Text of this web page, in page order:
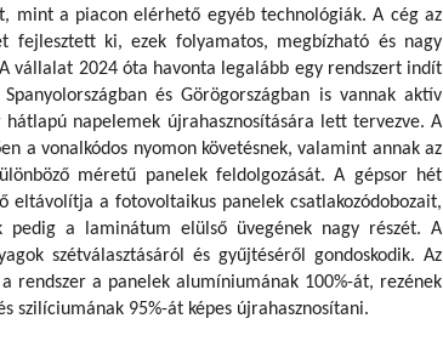
mint a piacon elérhető egyéb technológiák. A cég az
fejlesztett ki, ezek folyamatos, megbízható és nagy
vállalat 2024 óta havonta legalább egy rendszert indít
és Görögországban is vannak aktív
napelemek újrahasznosítására lett tervezve. A
a vonalkódos nyomon követésnek, valamint annak az
méretű panelek feldolgozását. A gépsor hét
eltávolítja a fotovoltaikus panelek csatlakozódobozait,
a laminátum elülső üvegének nagy részét. A
szétválasztásáról és gyűjtéséről gondoskodik. Az
rendszer a panelek alumíniumának 100%-át, rezének
szilíciumának 95%-át képes újrahasznosítani.